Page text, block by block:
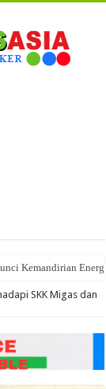
Kemandirian
SKK Migas dan